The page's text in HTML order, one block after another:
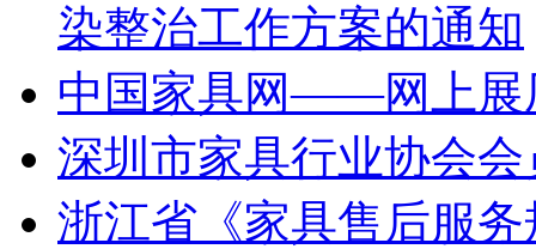
染整治工作方案的通知
中国家具网——网上展
深圳市家具行业协会
浙江省《家具售后服